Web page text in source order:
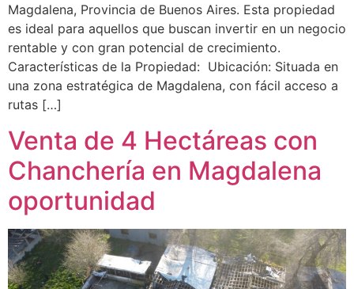
Magdalena, Provincia de Buenos Aires. Esta propiedad
es ideal para aquellos que buscan invertir en un negocio
rentable y con gran potencial de crecimiento.
Características de la Propiedad: Ubicación: Situada en
una zona estratégica de Magdalena, con fácil acceso a
rutas […]
Venta de 4 Hectáreas con
Chanchería en Magdalena
oportunidad